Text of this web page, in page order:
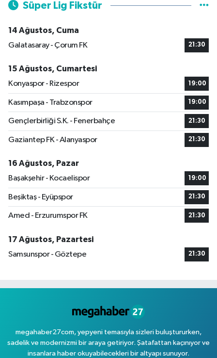
Süper Lig Fikstür
14 Ağustos, Cuma
Galatasaray - Çorum FK
21:30
15 Ağustos, Cumartesi
Konyaspor - Rizespor
19:00
Kasımpaşa - Trabzonspor 19:00
Gençlerbirliği S.K. - Fenerbahçe 21:30
Gaziantep FK - Alanyaspor 21:30
16 Ağustos, Pazar
Başakşehir - Kocaelispor
19:00
Beşiktaş - Eyüpspor 21:30
Amed - Erzurumspor FK 21:30
17 Ağustos, Pazartesi
Samsunspor - Göztepe
21:30
megahaber27com, yepyeni temasıyla sizleri buluştururken,
sadelik ve modernizmi bir araya getiriyor. Şatafattan kaçınıyor ve
insanlara haber okuyabilecekleri bir altyapı sunuyor.